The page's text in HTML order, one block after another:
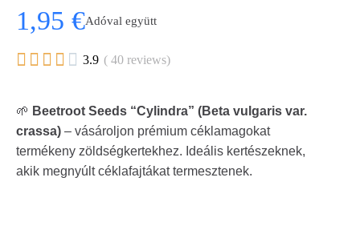
1,95 €Adóval együtt
     3.9 ( 40 reviews)
🌱 Beetroot Seeds “Cylindra” (Beta vulgaris var.
crassa) – vásároljon prémium céklamagokat
termékeny zöldségkertekhez. Ideális kertészeknek,
akik megnyúlt céklafajtákat termesztenek.